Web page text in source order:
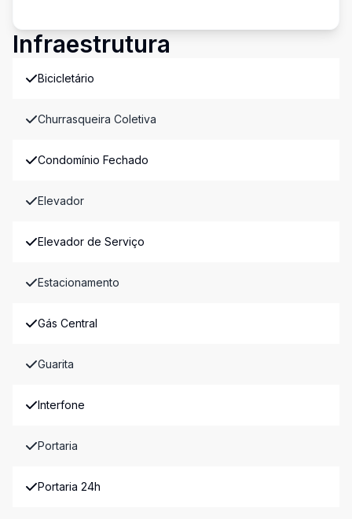
Infraestrutura
Bicicletário
Churrasqueira Coletiva
Condomínio Fechado
Elevador
Elevador de Serviço
Estacionamento
Gás Central
Guarita
Interfone
Portaria
Portaria 24h